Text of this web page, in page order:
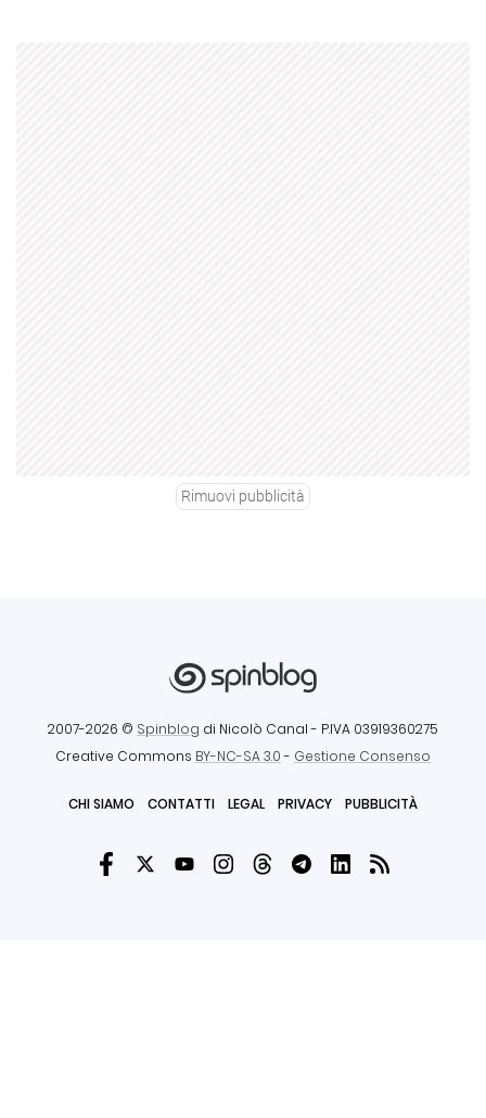
Rimuovi pubblicità
2007-2026 © Spinblog di Nicolò Canal - P.IVA 03919360275
Creative Commons BY-NC-SA 3.0- Gestione Consenso
CHI SIAMO CONTATTI LEGAL PRIVACY PUBBLICITÀ